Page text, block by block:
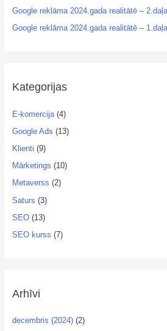
Google reklāma 2024.gada realitātē – 2.daļa
Google reklāma 2024.gada realitātē – 1.daļa
Kategorijas
E-komercija(4)
Google Ads (13)
Klienti (9)
Mārketings (10)
Metaverss (2)
Saturs (3)
SEO(13)
SEO kurss (7)
Arhīvi
decembris (2024)(2)